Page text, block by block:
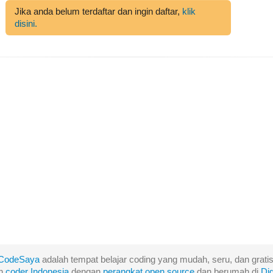
Jika anda belum terdaftar dan ingin daftar, klik
disini.
adalah tempat belajar coding yang mudah, seru, dan